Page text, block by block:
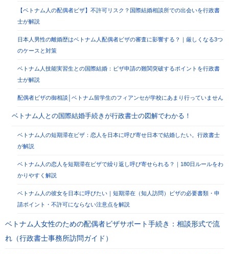
【ベトナム人の配偶者ビザ】不許可リスク？国際結婚相談所での出会いを行政書
士が解説
日本人男性の離婚歴はベトナム人配偶者ビザの審査に影響する？｜厳しくなる3つ
のケースと対策
ベトナム人技能実習生との国際結婚：ビザ申請の難関突破するポイントを行政書
士が解説
配偶者ビザの御相談│ベトナム留学生のフィアンセが学校にあまり行っていません
ベトナム人との国際結婚手続きが行政書士の図解でわかる！
ベトナム人の短期滞在ビザ：恋人を日本に呼び寄せ日本で結婚したい。行政書士
が解説
ベトナム人の恋人を短期滞在ビザで繰り返し呼び寄せられる？｜180日ルールをわ
かりやすく解説
ベトナム人の彼女を日本に呼びたい｜短期滞在（知人訪問）ビザの必要書類・申
請ポイント・不許可にならない注意点を解説
ベトナム人女性のための配偶者ビザサポート手続き：相談形式で流
れ（行政書士事務所訪問ガイド）